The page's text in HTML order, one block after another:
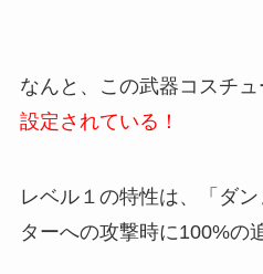
なんと、この武器コスチ
設定されている！
レベル１の特性は、「ダ
ターへの攻撃時に100%の